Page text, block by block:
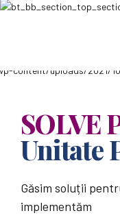
SOLVE
Unitate
Găsim soluții
implementăm